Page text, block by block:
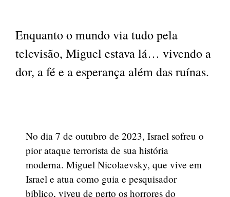
Enquanto o mundo via tudo pela
televisão, Miguel estava lá… vivendo a
dor, a fé e a esperança além das ruínas.
No dia 7 de outubro de 2023, Israel sofreu o
pior ataque terrorista de sua história
moderna. Miguel Nicolaevsky, que vive em
Israel e atua como guia e pesquisador
bíblico, viveu de perto os horrores do